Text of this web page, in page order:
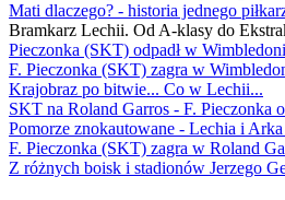
Mati dlaczego? - historia jednego
Bramkarz Lechii. Od A-klasy do
Pieczonka (SKT) odpadł w
F. Pieczonka (SKT) zagra w
Krajobraz po bitwie... Co w Lechii...
SKT na Roland Garros - F. Pieczonka
Pomorze znokautowane - Lechia i
F. Pieczonka (SKT) zagra w Roland
Z różnych boisk i stadionów Jerzego